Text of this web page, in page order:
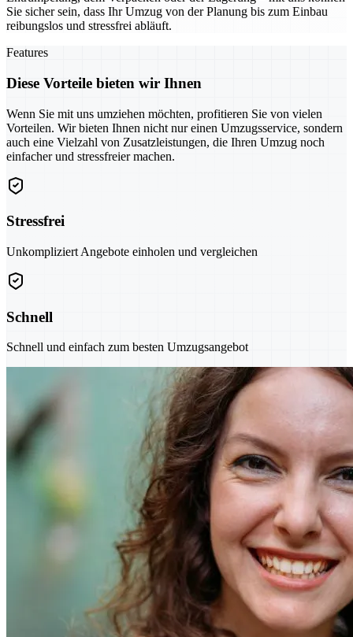
Sie sicher sein, dass Ihr Umzug von der Planung bis zum Einbau
reibungslos und stressfrei abläuft.
Features
Diese Vorteile bieten wir Ihnen
Wenn Sie mit uns umziehen möchten, profitieren Sie von vielen
Vorteilen. Wir bieten Ihnen nicht nur einen Umzugsservice, sondern
auch eine Vielzahl von Zusatzleistungen, die Ihren Umzug noch
einfacher und stressfreier machen.
Stressfrei
Unkompliziert Angebote einholen und vergleichen
Schnell
Schnell und einfach zum besten Umzugsangebot